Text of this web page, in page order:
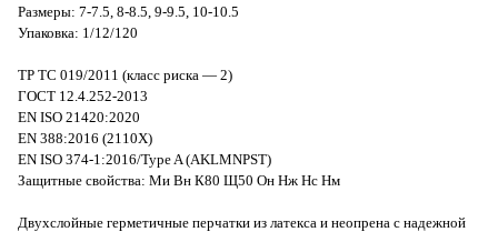
Размеры: 7-7.5, 8-8.5, 9-9.5, 10-10.5
Упаковка: 1/12/120
ТР ТС 019/2011 (класс риска — 2)
ГОСТ 12.4.252-2013
EN ISO 21420:2020
EN 388:2016 (2110X)
EN ISO 374-1:2016/Type A (AKLMNPST)
Защитные свойства: Ми Вн К80 Щ50 Он Нж Нс Нм
Двухслойные герметичные перчатки из латекса и неопрена с надежной